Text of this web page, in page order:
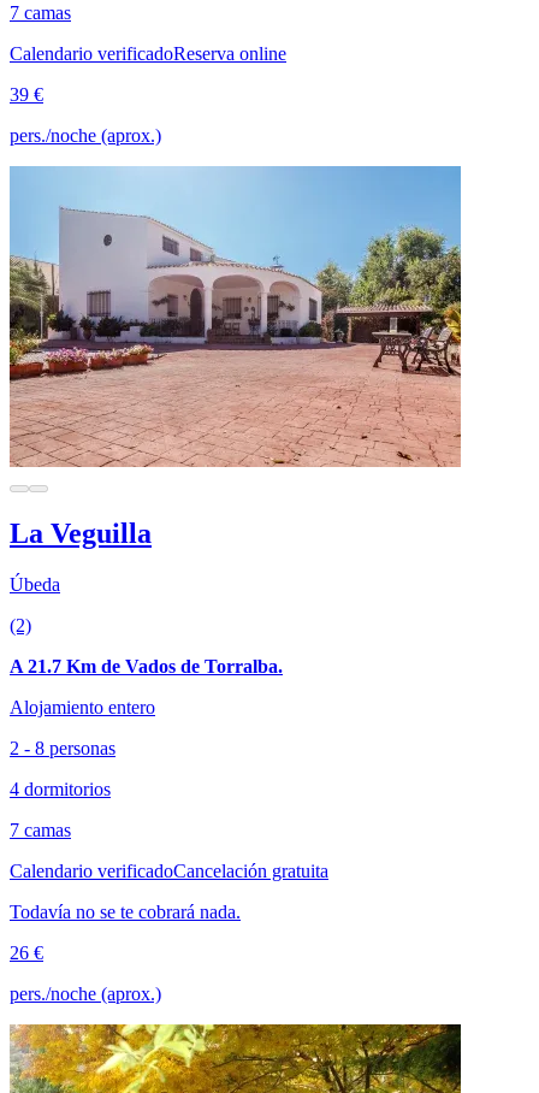
7 camas
Calendario verificadoReserva online
39 €
pers./noche (aprox.)
La Veguilla
Úbeda
(2)
A 21.7 Km de Vados de Torralba.
Alojamiento entero
2 - 8 personas
4 dormitorios
7 camas
Calendario verificadoCancelación gratuita
Todavía no se te cobrará nada.
26 €
pers./noche (aprox.)